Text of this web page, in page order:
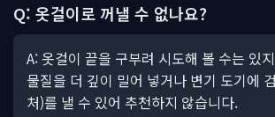
Q: 옷걸이로 꺼낼 수 없나요?
A: 옷걸이 끝을 구부려 시도해 볼 수는 있
물질을 더 깊이 밀어 넣거나 변기 도기에
처)를 낼 수 있어 추천하지 않습니다.